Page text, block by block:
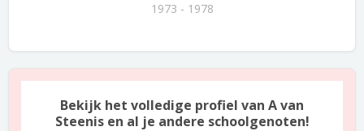
1973 - 1978
Bekijk het volledige profiel van A van
Steenis en al je andere schoolgenoten!